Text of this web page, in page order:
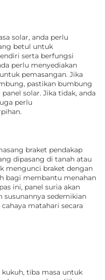
solar, anda perlu
betul untuk
serta berfungsi
perlu menyediakan
pemasangan. Jika
pastikan bumbung
solar. Jika tidak, anda
perlu
braket pendakap
dipasang di tanah atau
mengunci braket dengan
bagi membantu menahan
ini, panel suria akan
susunannya sedemikian
matahari secara
tiba masa untuk